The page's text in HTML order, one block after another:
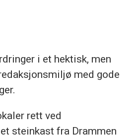
i et hektisk, men
med gode
rett ved
steinkast fra Drammen